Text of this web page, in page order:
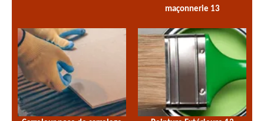
maçonnerie 13